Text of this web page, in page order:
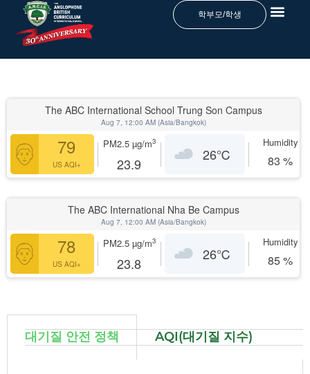
학부모/학생
The ABC International School Trung Son Campus
Aug 7, 12:00 AM (Asia/Bangkok)
79
US AQI+
PM2.5 µg/m3
23.9
26℃
Humidity
83 %
The ABC International Nha Be Campus
Aug 7, 12:00 AM (Asia/Bangkok)
78
US AQI+
PM2.5 µg/m3
23.8
26℃
Humidity
85%
대기질 안전 정책 AQI(대기질 지수)